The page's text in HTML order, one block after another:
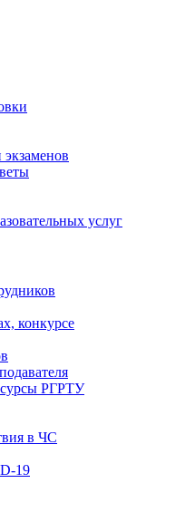
экзаменов
услуг
конкурсе
РГРТУ
в ЧС
19